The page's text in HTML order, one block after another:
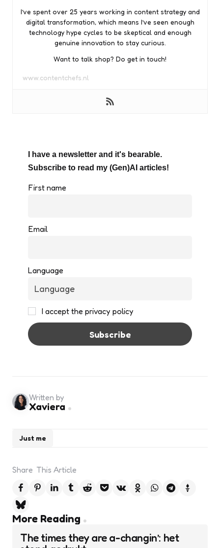
I’ve spent over 25 years working in content strategy and
digital transformation, which means I’ve seen enough
technology hype cycles to be skeptical and enough
genuine innovation to stay curious.
Want to talk shop? Do get in touch!
www.contentchefs.nl
I have a newsletter and it's bearable.
Subscribe to read my (Gen)AI articles!
First name
Email
Language
I accept the privacy policy
Just me
Written by
Xaviera
Share This Article
More Reading
Post
navigation
The times they are a-changin’: het